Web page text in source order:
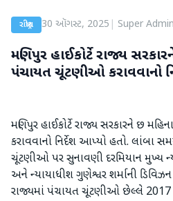
રાષ્ટ્રીય 30 ઑગસ્ટ, 2025 Super Admin
મણિપુર હાઈકોર્ટે રાજ્ય
પંચાયત ચૂંટણીઓ કરાવવાનો
મણિપુર હાઈકોર્ટે રાજ્ય સરકારને છ
કરાવવાનો નિર્દેશ આપ્યો હતો. લાંબા
ચૂંટણીઓ પર સુનાવણી દરમિયાન મુખ્ય
અને ન્યાયાધીશ ગુણેશ્વર શર્માની
રાજ્યમાં પંચાયત ચૂંટણીઓ છેલ્લે 2017